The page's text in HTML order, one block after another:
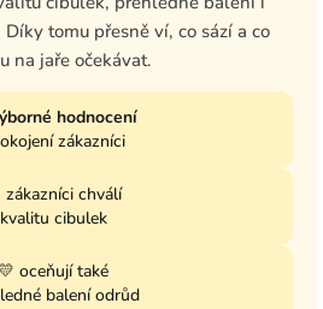
tomu přesně ví, co sází a co
na jaře očekávat.
hodnocení
zákazníci
zákazníci chválí
kvalitu cibulek
oceňují také
balení odrůd